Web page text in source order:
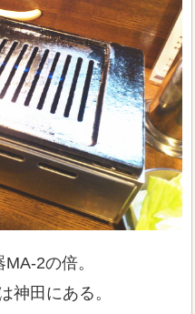
2の倍。
神田にある。